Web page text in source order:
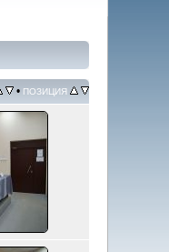
• ПОЗИЦИЯ